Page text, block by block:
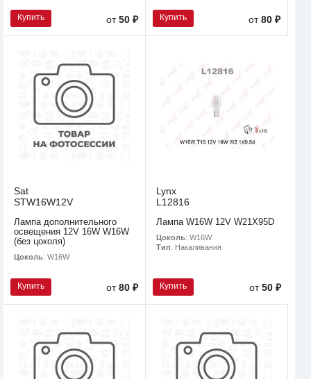
Купить от50 ₽ Купить от80 ₽
Sat
STW16W12V
Лампа дополнительного
освещения 12V 16W W16W
(без цоколя)
Цоколь: W16W
Купить от80 ₽
Lynx
L12816
Лампа W16W 12V W21X95D
Цоколь: W16W
Тип: Накаливания
Купить от50 ₽